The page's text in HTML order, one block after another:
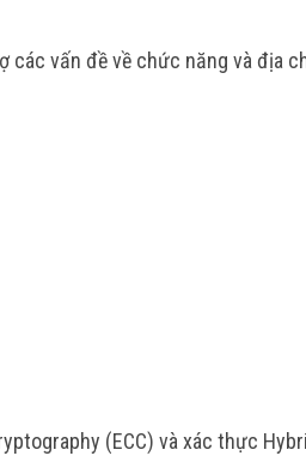
vấn đề về chức năng và địa
(ECC) và xác thực